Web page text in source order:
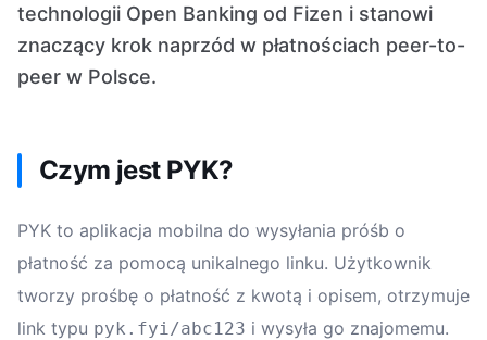
technologii Open Banking od Fizen i stanowi
znaczący krok naprzód w płatnościach peer-to-
peer w Polsce.
Czym jest PYK?
PYK to aplikacja mobilna do wysyłania próśb o
płatność za pomocą unikalnego linku. Użytkownik
tworzy prośbę o płatność z kwotą i opisem, otrzymuje
link typu pyk.fyi/abc123 i wysyła go znajomemu.